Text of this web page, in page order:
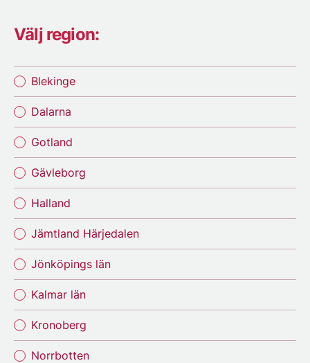
Välj region:
Blekinge
Dalarna
Gotland
Gävleborg
Halland
Jämtland Härjedalen
Jönköpings län
Kalmar län
Kronoberg
Norrbotten